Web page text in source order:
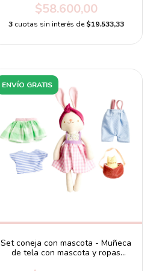
$58.600,00
3 cuotas sin interés de$19.533,33
ENVÍO GRATIS
Set coneja con mascota - Muñeca
de tela con mascota y ropas